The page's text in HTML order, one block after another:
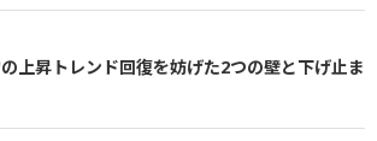
の上昇トレンド回復を妨げた2つの壁と下げ止ま